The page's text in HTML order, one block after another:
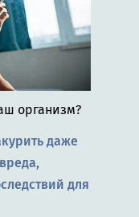
организм?
даже
для